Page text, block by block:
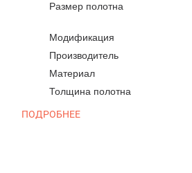
Размер полотна
Модификация
Производитель
Материал
Толщина полотна
ПОДРОБНЕЕ